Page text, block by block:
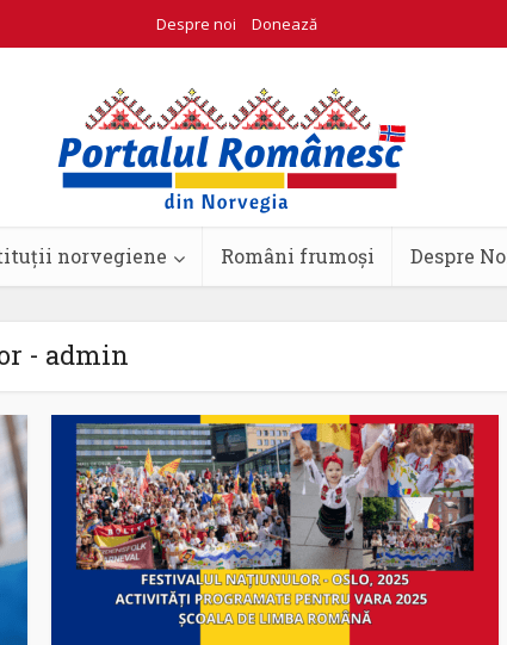
Despre noi Donează
norvegiene Români frumoși Despre
- admin